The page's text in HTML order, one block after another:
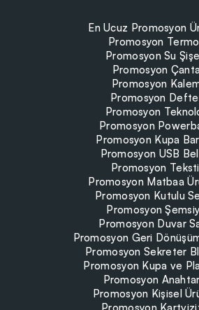
En Ucuz Promosyon
Promosyon
Promosyon Su
Promosyon
Promosyon
Promosyon
Promosyon
Promosyon
Promosyon Kupa
Promosyon USB
Promosyon
Promosyon Matbaa
Promosyon Kutulu
Promosyon
Promosyon Duvar
Promosyon Geri
Promosyon Sekreter
Promosyon Kupa ve
Promosyon
Promosyon Kişisel